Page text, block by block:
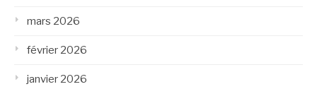
mars 2026
février 2026
janvier 2026